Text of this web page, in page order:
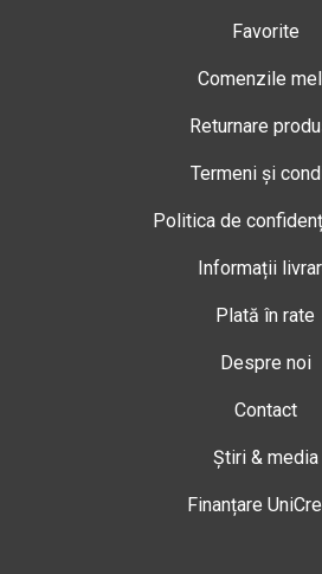
Favorite
Comenzile
Returnare
Termeni și
Politica de
Informații
Plată în rate
Despre noi
Contact
Știri & media
Finanțare